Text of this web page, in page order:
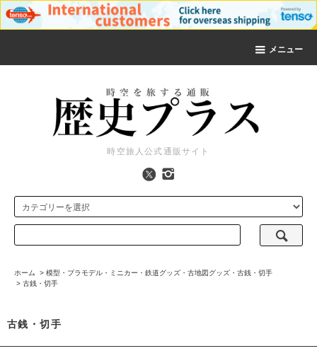
メニュー
時空旅人公式通販サイト
ホーム > 模型・プラモデル・ミニカー・鉄道グッズ・古地図グッズ・古銭・切手
> 古銭・切手
古銭・切手